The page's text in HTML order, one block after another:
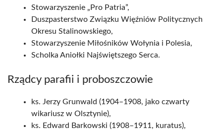
Stowarzyszenie „Pro Patria”,
Duszpasterstwo Związku Więźniów Politycznych
Okresu Stalinowskiego,
Stowarzyszenie Miłośników Wołynia i Polesia,
Scholka Aniołki Najświętszego Serca.
Rządcy parafii i proboszczowie
ks. Jerzy Grunwald (1904–1908, jako czwarty
wikariusz w Olsztynie),
ks. Edward Barkowski (1908–1911, kuratus),